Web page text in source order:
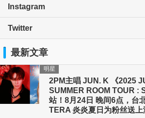
Instagram
Twitter
最新文章
2PM主唱 JUN. K 《2025
SUMMER ROOM TOUR :
站！8月24日 晚间6点，台
TERA 炎炎夏日为粉丝送
明星